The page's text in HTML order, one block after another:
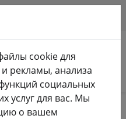
FPV
cookie для
рекламы, анализа
социальных
услуг для вас. Мы
о вашем